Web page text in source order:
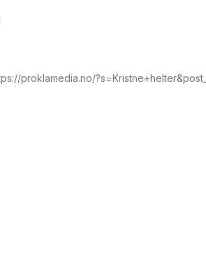
proklamedia.no/